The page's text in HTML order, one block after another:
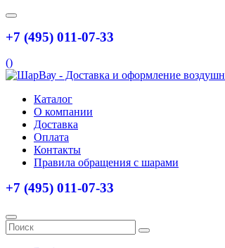
+7 (495) 011-07-33
()
Каталог
О компании
Доставка
Оплата
Контакты
Правила обращения с шарами
+7 (495) 011-07-33